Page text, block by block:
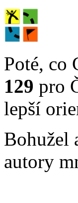
Poté, co
129 pro
lepší
Bohužel
autory